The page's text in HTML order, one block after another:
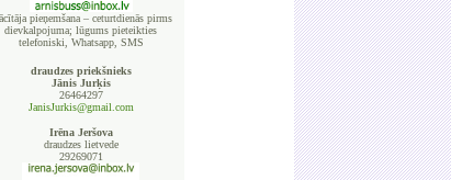
pieņemšana – ceturtdienās pirms
dievkalpojuma; lūgums pieteikties
telefoniski, Whatsapp, SMS
draudzes priekšnieks
Jānis Jurķis
26464297
JanisJurkis@gmail.com
Irēna Jeršova
draudzes lietvede
29269071